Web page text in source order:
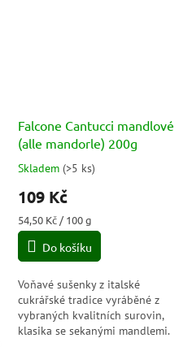
Falcone Cantucci mandlové
(alle mandorle) 200g
Průměrné
produktu
je
5,0
5
hvězdiček.
Skladem (>5 ks)
109 Kč
Měrná
cena:
54,50 Kč / 100 g
Do košíku
Voňavé sušenky z italské
cukrářské tradice vyráběné z
vybraných kvalitních surovin,
klasika se sekanými mandlemi.